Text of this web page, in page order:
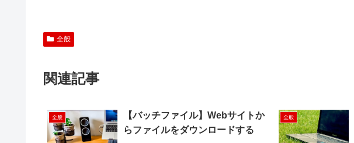
全般
関連記事
全般
【バッチファイル】Webサイトか
らファイルをダウンロードする
全般